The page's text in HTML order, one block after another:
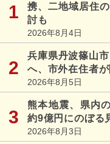
携、二地域居住
討も
2026年8月4日
兵庫県丹波篠山
へ、市外在住者
2026年8月5日
熊本地震、県内
約9億円にのぼる
2026年8月3日